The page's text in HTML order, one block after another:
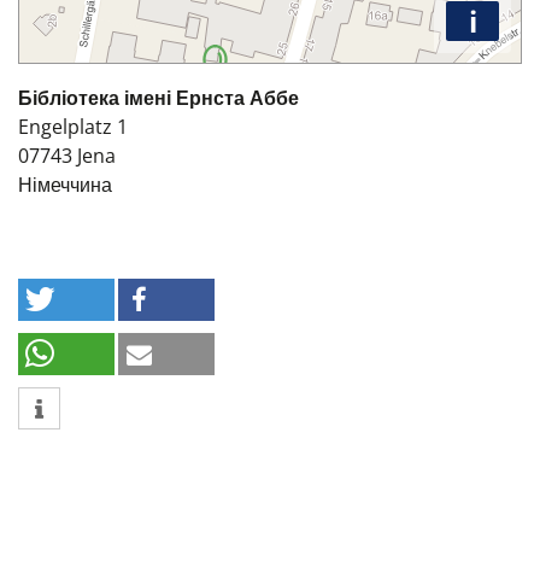
i
Бібліотека імені Ернста Аббе
Engelplatz 1
07743 Jena
Німеччина